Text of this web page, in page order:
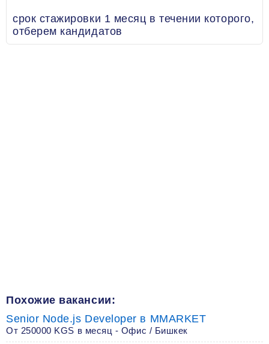
срок стажировки 1 месяц в течении которого,
отберем кандидатов
Похожие вакансии:
Senior Node.js Developer в MMARKET
От 250000 KGS в месяц - Офис / Бишкек